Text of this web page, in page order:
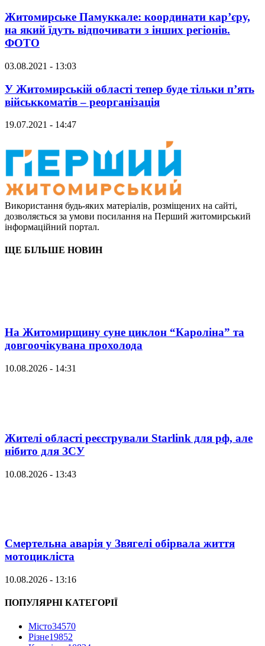
Житомирське Памуккале: координати кар’єру,
на який їдуть відпочивати з інших регіонів.
ФОТО
03.08.2021 - 13:03
У Житомирській області тепер буде тільки п’ять
військкоматів – реорганізація
19.07.2021 - 14:47
Використання будь-яких матеріалів, розміщених на сайті,
дозволяється за умови посилання на Перший житомирський
інформаційний портал.
ЩЕ БІЛЬШЕ НОВИН
На Житомирщину суне циклон “Кароліна” та
довгоочікувана прохолода
10.08.2026 - 14:31
Жителі області реєстрували Starlink для рф, але
нібито для ЗСУ
10.08.2026 - 13:43
Смертельна аварія у Звягелі обірвала життя
мотоцикліста
10.08.2026 - 13:16
ПОПУЛЯРНІ КАТЕГОРІЇ
Місто34570
Різне19852